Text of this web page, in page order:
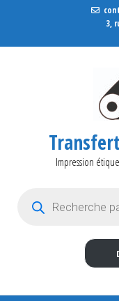
3,
Impression